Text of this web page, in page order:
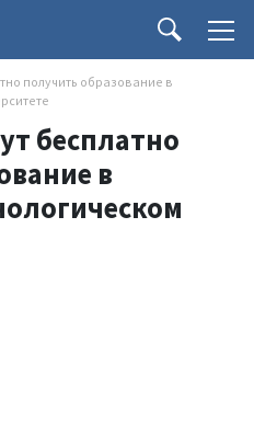
получить образование в
бесплатно
в